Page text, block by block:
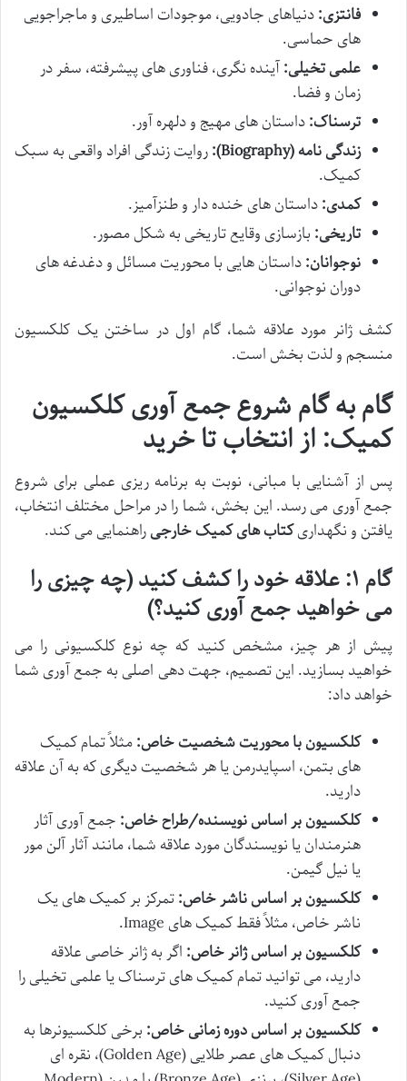
فانتزی:دنیاهای جادویی، موجودات اساطیری و ماجراجویی
های حماسی.
علمی تخیلی:آینده نگری، فناوری های پیشرفته، سفر در
زمان و فضا.
ترسناک:داستان های مهیج و دلهره آور.
زندگی نامه (Biography):
روایت زندگی افراد واقعی به سبک
کمیک.
کمدی:داستان های خنده دار و طنزآمیز.
تاریخی: بازسازی وقایع تاریخی به شکل مصور.
نوجوانان:داستان هایی با محوریت مسائل و دغدغه های
دوران نوجوانی.
کشف ژانر مورد علاقه شما، گام اول در ساختن یک کلکسیون
منسجم و لذت بخش است.
گام به گام شروع جمع آوری کلکسیون
کمیک: از انتخاب تا خرید
پس از آشنایی با مبانی، نوبت به برنامه ریزی عملی برای شروع
جمع آوری می رسد. این بخش، شما را در مراحل مختلف انتخاب،
یافتن و نگهداریکتاب های کمیک خارجیراهنمایی می کند.
گام ۱: علاقه خود را کشف کنید (چه چیزی را
می خواهید جمع آوری کنید؟)
پیش از هر چیز، مشخص کنید که چه نوع کلکسیونی را می
خواهید بسازید. این تصمیم، جهت دهی اصلی به جمع آوری شما
خواهد داد:
کلکسیون با محوریت شخصیت خاص:مثلاً تمام کمیک
های بتمن، اسپایدرمن یا هر شخصیت دیگری که به آن علاقه
دارید.
کلکسیون بر اساس نویسنده/طراح خاص: جمع آوری آثار
هنرمندان یا نویسندگان مورد علاقه شما، مانند آثار آلن مور
یا نیل گیمن.
کلکسیون بر اساس ناشر خاص:تمرکز بر کمیک های یک
ناشر خاص، مثلاً فقط کمیک های Image.
کلکسیون بر اساس ژانر خاص: اگر به ژانر خاصی علاقه
دارید، می توانید تمام کمیک های ترسناک یا علمی تخیلی را
جمع آوری کنید.
کلکسیون بر اساس دوره زمانی خاص: برخی کلکسیونرها به
دنبال کمیک های عصر طلایی (Golden Age)، نقره ای